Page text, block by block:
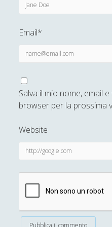
Email*
Salva il mio nome, email
browser per la prossima
Website